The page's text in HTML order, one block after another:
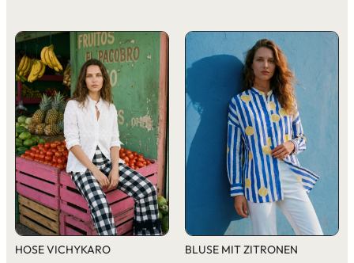
HOSE VICHYKARO
BLUSE MIT ZITRONEN